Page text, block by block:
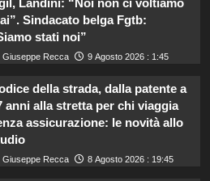
Sindacato belga Fgtb:
stati noi”
Giuseppe Recca 9 Agosto 2026 : 1:45
della strada, dalla patente a
anni alla stretta per chi viaggia
assicurazione: le novità allo
Giuseppe Recca 8 Agosto 2026 : 19:45